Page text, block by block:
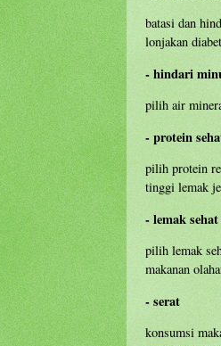
batasi dan
lonjakan
- hindari
pilih air
- protein
pilih protein
tinggi lemak
- lemak sehat
pilih lemak
makanan
- serat
konsumsi